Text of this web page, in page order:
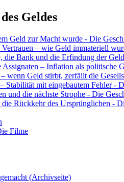
Geldes
Geld zur Macht wurde - Die
– wie Geld immateriell
die Bank und die Erfindung der
Assignaten – Inflation als politische
wenn Geld stirbt, zerfällt die
Stabilität mit eingebautem Fehler -
und die nächste Strophe - Die
Rückkehr des Ursprünglichen -
Filme
(Archivseite)